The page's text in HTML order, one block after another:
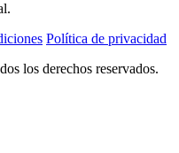
Política de privacidad
los derechos reservados.